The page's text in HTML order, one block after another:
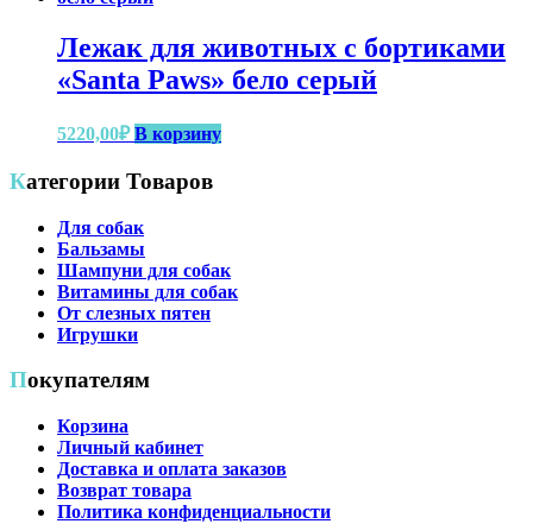
можно
Лежак для животных с бортиками
«Santa Paws» бело серый
5220,00₽ В корзину
Категории Товаров
Для собак
Бальзамы
Шампуни для собак
Витамины для собак
От слезных пятен
Игрушки
Покупателям
Корзина
Личный кабинет
Доставка и оплата заказов
Возврат товара
Политика конфиденциальности